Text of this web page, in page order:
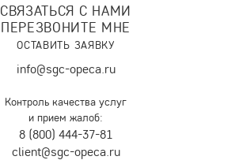
СВЯЗАТЬСЯ С НАМИ
ПЕРЕЗВОНИТЕ МНЕ
ОСТАВИТЬ ЗАЯВКУ
info@sgc-opeca.ru
Контроль качества услуг
и прием жалоб:
8 (800) 444-37-81
client@sgc-opeca.ru